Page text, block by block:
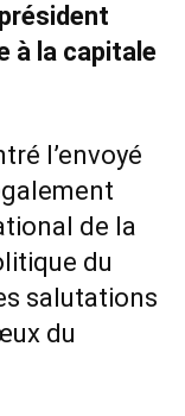
à la capitale
l’envoyé
de la
du
salutations
du